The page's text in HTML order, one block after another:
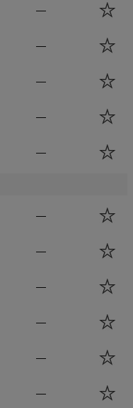
—
—
—
—
—
—
—
—
—
—
—